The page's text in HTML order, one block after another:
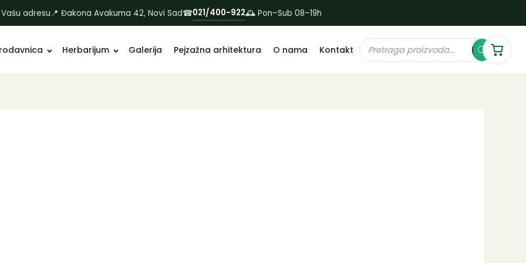
adresu📍 Đakona Avakuma 42, Novi Sad☎021/400-922🕰 Pon–Sub 08–19h
Herbarijum Galerija Pejzažna arhitektura O nama Kontakt
Products
search